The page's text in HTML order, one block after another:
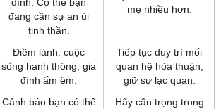
đình. Có thể bạn
đang cần sự an ủi
tinh thần.
mẹ nhiều hơn.
Điềm lành: cuộc
sống hanh thông, gia
đình ấm êm.
Tiếp tục duy trì mối
quan hệ hòa thuận,
giữ sự lạc quan.
Cảnh báo bạn có thể
Hãy cẩn trọng trong